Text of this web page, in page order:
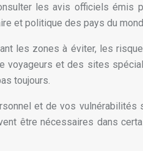
les avis officiels
et politique des pays du
les zones à éviter, les
voyageurs et des sites
toujours.
et de vos
être nécessaires dans